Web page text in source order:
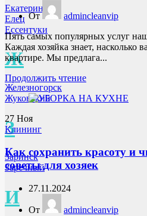
Екатеринбург
Елец
Ессентуки
Ж
Железногорск
Жуковский
З
Заринск
Заречный
И
От
admincleanvip
Пять самых популярных услуг
Каждая хозяйка знает, насколько
квартире. Мы предлага...
Продолжить чтение
27 Ноя
Клининг
Как сохранить красоту и
советы для хозяек
27.11.2024
От
admincleanvip